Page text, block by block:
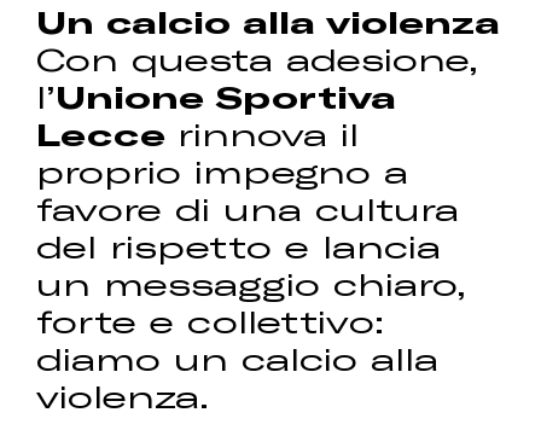
Un calcio alla violenza
Con questa adesione,
l’Unione Sportiva
Lecce rinnova il
proprio impegno a
favore di una cultura
del rispetto e lancia
un messaggio chiaro,
forte e collettivo:
diamo un calcio alla
violenza.